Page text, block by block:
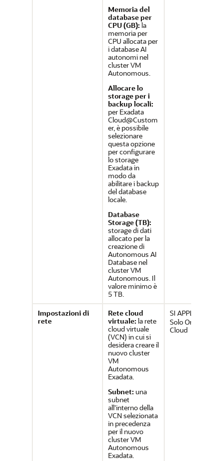
Memoria del
database per
CPU (GB): la
memoria per
CPU allocata per
i database AI
autonomi nel
cluster VM
Autonomous.
Allocare lo
storage per i
backup locali:
per Exadata
Cloud@Custom
er, è possibile
selezionare
questa opzione
per configurare
lo storage
Exadata in
modo da
abilitare i backup
del database
locale.
Database
Storage (TB):
storage di dati
allocato per la
creazione di
Autonomous AI
Database nel
cluster VM
Autonomous. Il
valore minimo è
5 TB.
Impostazioni di
rete
Rete cloud
virtuale: la rete
cloud virtuale
(VCN) in cui si
desidera creare il
nuovo cluster
VM
Autonomous
Exadata.
Subnet: una
subnet
all'interno della
VCN selezionata
in precedenza
per il nuovo
cluster VM
Autonomous
Exadata.
SI APPLICA A:
Solo Oracle
Cloud